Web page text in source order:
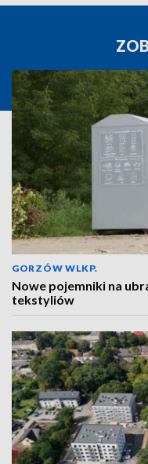
GORZÓW WLKP.
Nowe pojemniki na
tekstyliów